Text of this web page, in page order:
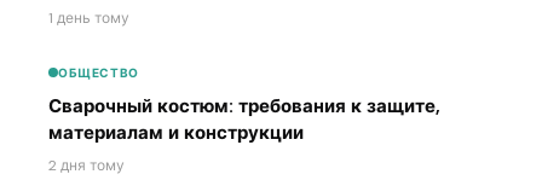
1 день тому
ОБЩЕСТВО
Сварочный костюм: требования к защите,
материалам и конструкции
2 дня тому